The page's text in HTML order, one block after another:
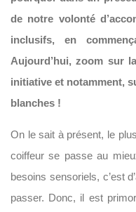
de notre volonté
inclusifs, en
Aujourd’hui, zoom sur
initiative et notamment,
blanches !
On le sait à présent, le
coiffeur se passe au
besoins sensoriels, c’est
passer. Donc, il est